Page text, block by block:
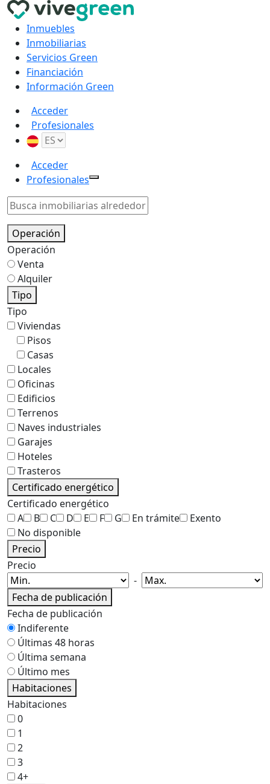
Inmuebles
Inmobiliarias
Servicios Green
Financiación
Información Green
Acceder
Profesionales
Acceder
Profesionales
Operación
Operación
Venta
Alquiler
Tipo
Tipo
Viviendas
Pisos
Casas
Locales
Oficinas
Edificios
Terrenos
Naves industriales
Garajes
Hoteles
Trasteros
Certificado energético
Certificado energético
A
B C D E F G En trámite
Exento
No disponible
Precio
Precio
-
Fecha de publicación
Fecha de publicación
Indiferente
Últimas 48 horas
Última semana
Último mes
Habitaciones
Habitaciones
0
1
2
3
4+